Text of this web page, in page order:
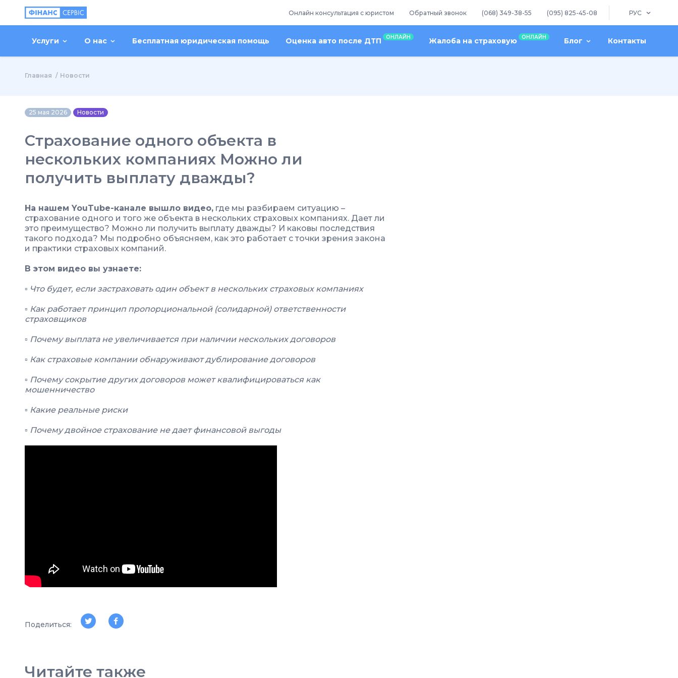
Онлайн консультация с юристом Обратный звонок (068) 349-38-55 (095) 825-45-08 РУС
Услуги О нас Бесплатная юридическая помощь Оценка авто после ДТП ОНЛАЙН Жалоба на страховую ОНЛАЙН Блог Контакты
Главная Новости
25 мая 2026 Новости
Страхование одного объекта в
нескольких компаниях Можно ли
получить выплату дважды?
На нашем YouTube-канале вышло видео, где мы разбираем ситуацию –
страхование одного и того же объекта в нескольких страховых компаниях. Дает ли
это преимущество? Можно ли получить выплату дважды? И каковы последствия
такого подхода? Мы подробно объясняем, как это работает с точки зрения закона
и практики страховых компаний.
В этом видео вы узнаете:
▫️ Что будет, если застраховать один объект в нескольких страховых компаниях
▫️ Как работает принцип пропорциональной (солидарной) ответственности
страховщиков
▫️ Почему выплата не увеличивается при наличии нескольких договоров
▫️ Как страховые компании обнаруживают дублирование договоров
▫️ Почему сокрытие других договоров может квалифицироваться как
мошенничество
▫️ Какие реальные риски
▫️ Почему двойное страхование не дает финансовой выгоды
Поделиться:
Читайте также